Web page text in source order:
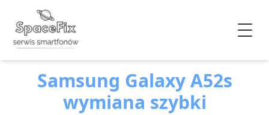
Samsung Galaxy A52s
wymiana szybki